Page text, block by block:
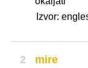
Izvor:
2 mire